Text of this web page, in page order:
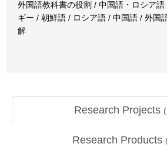
外国語教科書の役割 / 中国語・ロシア
ギー / 朝鮮語 / ロシア語 / 中国語 / 外国
解
Research Projects (
Research Products